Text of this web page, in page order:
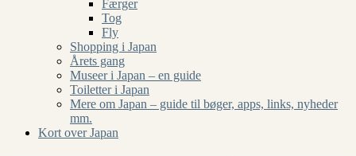
Færger
Tog
Fly
Shopping i Japan
Årets gang
Museer i Japan – en guide
Toiletter i Japan
Mere om Japan – guide til bøger, apps, links, nyheder
mm.
Kort over Japan